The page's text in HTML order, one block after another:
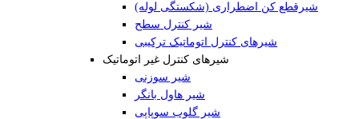
شیرقطع کن اضطراری (شکستگی لوله)
شیر کنترل سطح
شیرهای کنترل اتوماتیک ترکیبی
شیرهای کنترل غیر اتوماتیک
شیر سوزنی
شیر هاول بانگر
شیر گلوب سوپاپی